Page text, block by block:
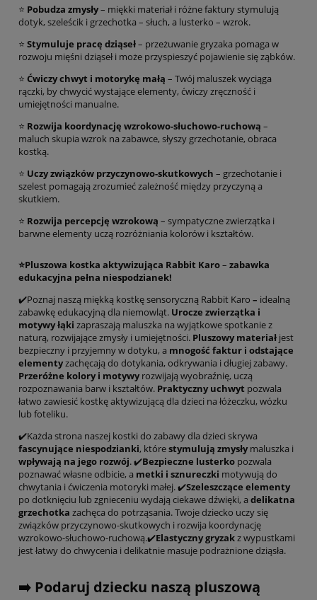
⭐ Pobudza zmysły– miękki materiał i różne faktury stymulują
dotyk, szeleścik i grzechotka – słuch, a lusterko – wzrok.
⭐ Stymuluje pracę dziąseł– przeżuwanie gryzaka pomaga w
rozwoju mięśni dziąseł i może przyspieszyć pojawienie się ząbków.
⭐ Ćwiczy chwyt i motorykę małą – Twój maluszek wyciąga
rączki, by chwycić wystające elementy, ćwiczy zręczność i
umiejętności manualne.
⭐ Rozwija koordynację wzrokowo-słuchowo-ruchową –
maluch skupia wzrok na zabawce, słyszy grzechotanie, obraca
kostką.
⭐ Uczy związków przyczynowo-skutkowych – grzechotanie i
szelest pomagają zrozumieć zależność między przyczyną a
skutkiem.
⭐ Rozwija percepcję wzrokową – sympatyczne zwierzątka i
barwne elementy uczą rozróżniania kolorów i kształtów.
⭐Pluszowa kostka aktywizująca Rabbit Karo– zabawka
edukacyjna pełna niespodzianek!
✔️Poznaj naszą miękką kostkę sensoryczną Rabbit Karo – idealną
zabawkę edukacyjną dla niemowląt. Urocze zwierzątka i
motywy łąki zapraszają maluszka na wyjątkowe spotkanie z
naturą, rozwijające zmysły i umiejętności. Pluszowy materiał jest
bezpieczny i przyjemny w dotyku, a mnogość faktur i odstające
elementyzachęcają do dotykania, odkrywania i długiej zabawy.
Przeróżne kolory i motywyrozwijają wyobraźnię, uczą
rozpoznawania barw i kształtów. Praktyczny uchwyt pozwala
łatwo zawiesić kostkę aktywizującą dla dzieci na łóżeczku, wózku
lub foteliku.
✔️Każda strona naszej kostki do zabawy dla dzieci skrywa
fascynujące niespodzianki, którestymulują zmysłymaluszka i
wpływają na jego rozwój. ✔️Bezpieczne lusterko pozwala
poznawać własne odbicie, a metki i sznureczki motywują do
chwytania i ćwiczenia motoryki małej. ✔️Szeleszczące elementy
po dotknięciu lub zgnieceniu wydają ciekawe dźwięki, a delikatna
grzechotka zachęca do potrząsania. Twoje dziecko uczy się
związków przyczynowo-skutkowych i rozwija koordynację
wzrokowo-słuchowo-ruchową.✔️Elastyczny gryzakz wypustkami
jest łatwy do chwycenia i delikatnie masuje podrażnione dziąsła.
➡️ Podaruj dziecku naszą pluszową